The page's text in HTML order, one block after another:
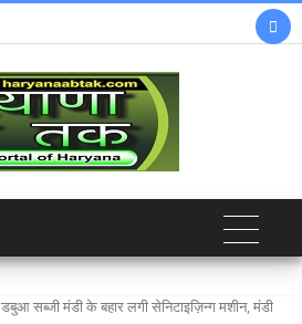

डबुआ सब्जी मंडी के बहार लगी सेनिटाइज़िन्ग मशीन, मंडी